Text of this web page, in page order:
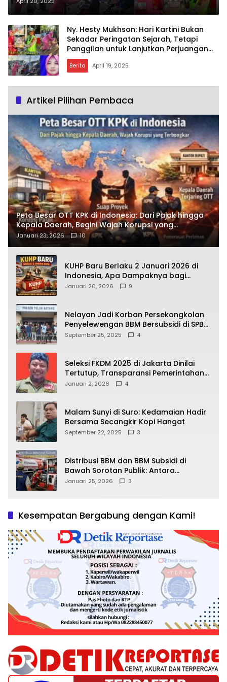
Perjuangan
Ny. Hesty Mukhson: Hari Kartini Bukan
Sekadar Peringatan Sejarah, Tetapi
Panggilan untuk Lanjutkan Perjuangan
Kartini
Berita April 19, 2025
Artikel Pilihan Pembaca
Peta Besar OTT KPK di Indonesia: Dari Pajak hingga
Kepala Daerah, Begini Wajah Korupsi yang
Terbongkar
Januari 23, 2026 10
KUHP Baru Berlaku 2 Januari 2026 di
Indonesia, Apa Dampaknya bagi
Kehidupan Warga? Ini Aturan Kunci
Januari 20, 2026 9
Nelayan Jadi Korban Persekongkolan
Penyelewengan BBM Bersubsidi di SPBU
64.78809 Teluk Batang
September 25, 2025 4
Seleksi FKDM 2025 di Jakarta Dinilai
Tertutup, Transparansi Pemerintahan
Pramono–Rano Dipertanyakan
Januari 2, 2026 4
Malam Sunyi di Suro: Kedamaian Hadir
Bersama Secangkir Kopi Hangat
September 22, 2025 3
Distribusi BBM dan BBM Subsidi di
Bawah Sorotan Publik: Antara
Kepentingan Negara, Hak Konsumen,
Januari 25, 2026 3
Kesempatan Bergabung dengan Kami!